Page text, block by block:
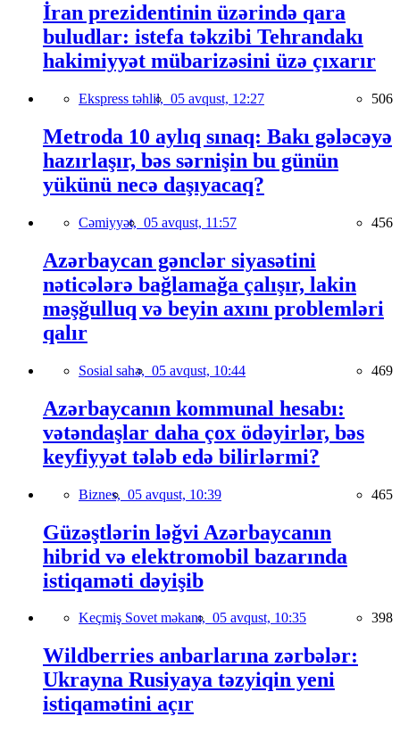
İran prezidentinin üzərində qara
buludlar: istefa təkzibi Tehrandakı
hakimiyyət mübarizəsini üzə çıxarır
Ekspress təhlil, 05 avqust, 12:27 506
Metroda 10 aylıq sınaq: Bakı gələcəyə
hazırlaşır, bəs sərnişin bu günün
yükünü necə daşıyacaq?
Cəmiyyət, 05 avqust, 11:57 456
Azərbaycan gənclər siyasətini
nəticələrə bağlamağa çalışır, lakin
məşğulluq və beyin axını problemləri
qalır
Sosial sahə, 05 avqust, 10:44 469
Azərbaycanın kommunal hesabı:
vətəndaşlar daha çox ödəyirlər, bəs
keyfiyyət tələb edə bilirlərmi?
Biznes, 05 avqust, 10:39 465
Güzəştlərin ləğvi Azərbaycanın
hibrid və elektromobil bazarında
istiqaməti dəyişib
Keçmiş Sovet məkanı, 05 avqust, 10:35 398
Wildberries anbarlarına zərbələr:
Ukrayna Rusiyaya təzyiqin yeni
istiqamətini açır